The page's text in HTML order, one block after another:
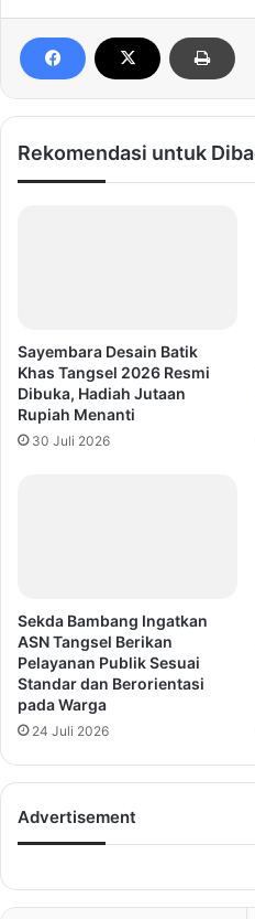
Rekomendasi untuk
Sayembara Desain Batik
Khas Tangsel 2026 Resmi
Dibuka, Hadiah Jutaan
Rupiah Menanti
30 Juli 2026
Sekda Bambang Ingatkan
ASN Tangsel Berikan
Pelayanan Publik Sesuai
Standar dan Berorientasi
pada Warga
24 Juli 2026
Advertisement